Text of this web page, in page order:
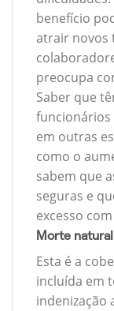
benefício
atrair novos
preocupa
Saber que
funcionários
em outras
como o
sabem que
seguras e
excesso
Morte
Esta é a
incluída em
indenização